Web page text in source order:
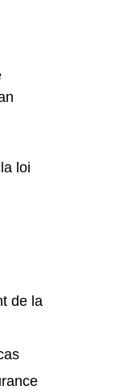
loi
de la